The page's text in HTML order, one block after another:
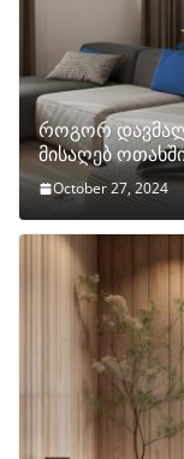
როგორ
მისაღებ
October 27, 2024